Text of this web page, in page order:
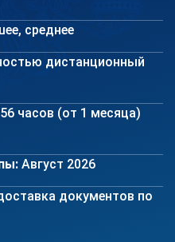
среднее
дистанционный
часов (от 1 месяца)
Август 2026
документов по